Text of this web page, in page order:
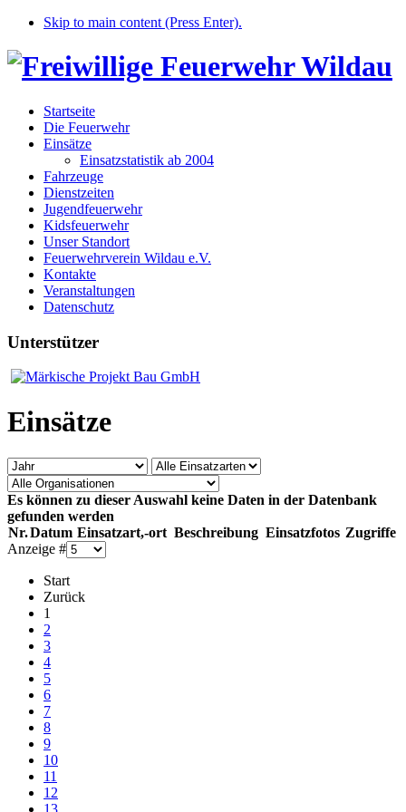
Skip to main content (Press Enter).
Startseite
Die Feuerwehr
Einsätze
Einsatzstatistik ab 2004
Fahrzeuge
Dienstzeiten
Jugendfeuerwehr
Kidsfeuerwehr
Unser Standort
Feuerwehrverein Wildau e.V.
Kontakte
Veranstaltungen
Datenschutz
Unterstützer
Einsätze
Es können zu dieser Auswahl keine Daten in der Datenbank
gefunden werden
Nr.Datum Einsatzart,-ort Beschreibung Einsatzfotos Zugriffe
Anzeige #
Start
Zurück
1
2
3
4
5
6
7
8
9
10
11
12